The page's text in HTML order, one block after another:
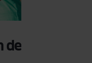
ferrures